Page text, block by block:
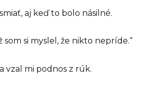
aj keď to bolo násilné.
som si myslel, že nikto nepríde.“
vzal mi podnos z rúk.